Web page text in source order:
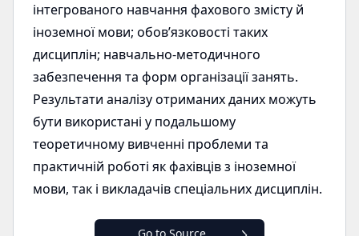
інтегрованого навчання фахового змісту й
іноземної мови; обов’язковості таких
дисциплін; навчально-методичного
забезпечення та форм організації занять.
Результати аналізу отриманих даних можуть
бути використані у подальшому
теоретичному вивченні проблеми та
практичній роботі як фахівців з іноземної
мови, так і викладачів спеціальних дисциплін.